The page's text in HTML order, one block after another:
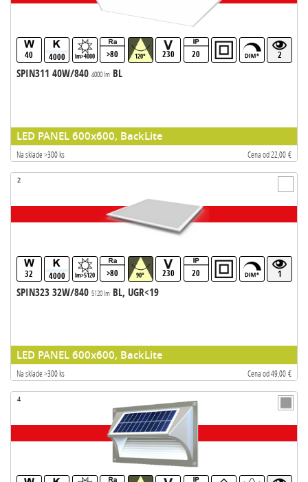
40 4000 lm>4000 >80 120° 230 20 2
SPIN311 40W/840 4000 lmBL
LED PANEL 600x600, BackLite
Na sklade >300 ks Cena od 22,00 €
2
32 4000 lm>5120 >80 90° 230 20 1
SPIN323 32W/840 5120 lmBL, UGR<19
LED PANEL 600x600, BackLite
Na sklade >300 ks Cena od 49,00 €
4